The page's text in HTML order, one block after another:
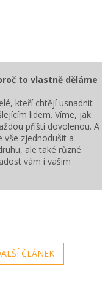
to vlastně děláme
kteří chtějí usnadnit
lidem. Víme, jak
příští dovolenou. A
vše zjednodušit a
ale také různé
vám i vašim
ČLÁNEK